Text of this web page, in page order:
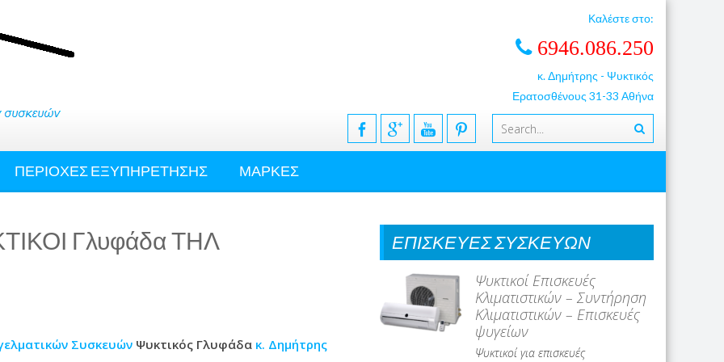
Καλέστε στο:
6946.086.250
κ. Δημήτρης - Ψυκτικός
Ερατοσθένους 31-33 Αθήνα
ΠΕΡΙΟΧΕΣ ΕΞΥΠΗΡΕΤΗΣΗΣ ΜΑΡΚΕΣ
Γλυφάδα ΤΗΛ
Συσκευών Ψυκτικός Γλυφάδα κ. Δημήτρης
ΕΠΙΣΚΕΥΕΣ ΣΥΣΚΕΥΩΝ
Ψυκτικοί Επισκευές
Κλιματιστικών – Συντήρηση
Κλιματιστικών – Επισκευές
ψυγείων
Ψυκτικοί για επισκευές